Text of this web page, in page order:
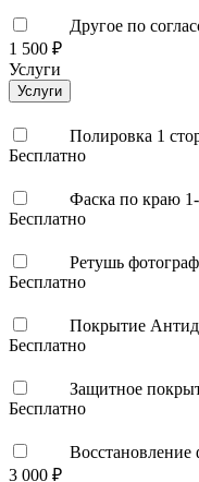
Другое по
1 500 ₽
Услуги
Услуги
Полировка 1
Бесплатно
Фаска по краю
Бесплатно
Ретушь
Бесплатно
Покрытие
Бесплатно
Защитное
Бесплатно
Восстановление
3 000 ₽